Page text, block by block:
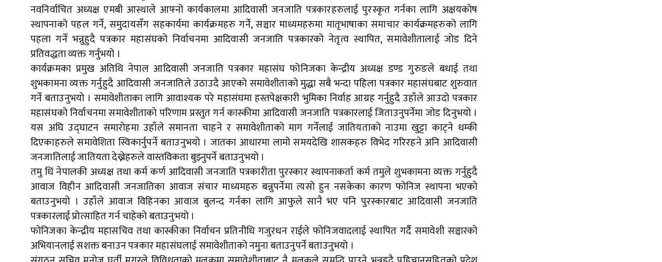
नवनिर्वाचित अध्यक्ष एमबी आस्थाले आफ्नो कार्यकालमा आदिवासी जनजाति पत्रकारहरुलाई पुरस्कृत गर्नका लागि अक्षयकोष
स्थापनाको पहल गर्ने, समुदायसँग सहकार्यमा कार्यक्रमहरु गर्ने, सञ्चार माध्यमहरुमा मातृभाषाका समाचार कार्यक्रमहरुको लागि
पहला गर्ने भन्नुहुदै पत्रकार महासंघको निर्वाचनमा आदिवासी जनजाति पत्रकारको नेतृत्व स्थापित, समावेशीतालाई जोड दिने
प्रतिवद्धता व्यक्त गर्नुभयो ।
कार्यक्रमका प्रमुख अतिथि नेपाल आदिवासी जनजाति पत्रकार महासंघ फोनिजका केन्द्रीय अध्यक्ष डण्ड गुरुङले बधाई तथा
शुभकामना व्यक्त गर्नुहुदै आदिवासी जनजातिले उठाउदै आएको समावेशीताको मुद्धा सबै भन्दा पहिला पत्रकार महासंघबाट शुरुवात
गर्ने बताउनुभयो । समावेशीताका लागि आवाश्यक परे महासंघमा हस्तपेक्षकारी भुमिका निर्वाह आग्रह गर्नुहुदै उहाँले आउदो पत्रकार
महासंघको निर्वाचनमा समावेशीताको परिणाम प्रस्तुत गर्न कास्कीमा आदिवासी जनजाति पत्रकारलाई जिताउनुपर्नेमा जोड दिनुभयो ।
यस अघि उद्घाटन समारोहमा उहाँले समानता चाहने र समावेशीताको माग गर्नेलाई जातियताको नाउमा खुट्टा काट्ने धम्की
दिएकाहरुले समावेशिता स्विकार्नुपर्ने बताउनुभयो । जातका आधारमा लामो समयदेखि शासकहरु विभेद गरिरहने अनि आदिवासी
जनजातिलाई जातियता देख्नेहरुले वास्तविकता बुझ्नुपर्ने बताउनुभयो ।
तमु धिं नेपालकी अध्यक्ष तथा कर्म कर्ण आदिवासी जनजाति पत्रकारीता पुरस्कार स्थापनाकर्ता कर्म तमुले शुभकामना व्यक्त गर्नुहुदै
आवाज विहीन आदिवासी जनजातिका आवाज संचार माध्यमहरु बन्नुपर्नेमा त्यसो हुन नसकेका कारण फोनिज स्थापना भएको
बताउनुभयो । उहाँले आवाज विहिनका आवाज बुलन्द गर्नका लागि आफुले सानै भए पनि पुरस्कारबाट आदिवासी जनजाति
पत्रकारलाई प्रोत्साहित गर्न चाहेको बताउनुभयो ।
फोनिजका केन्द्रीय महासचिव तथा कास्कीका निर्वाचन प्रतिनीधि गजुरधन राईले फोनिजवादलाई स्थापित गर्दै समावेशी सञ्चारको
अभियानलाई सशक्त बनाउन पत्रकार महासंघलाई समावेशीताको नमुना बताउनुपर्ने बताउनुभयो ।